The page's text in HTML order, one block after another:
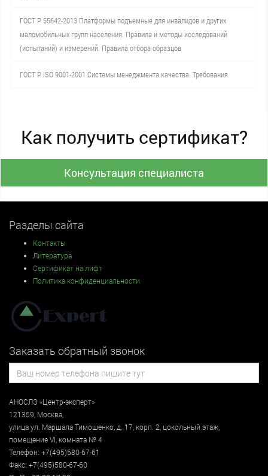
ГОСТ Р 55642-2013 Платформы подъемные для инвалидов и других
маломобильных групп населения. Правила и методы исследований
(испытаний) и измерений. Правила отбора образцов
ГОСТ Р ISO 9001-2001 Системы менеджмента качества. Требования
Как получить сертификат?
Консультация специалиста
Разделы сайта
Контакты
Литература
Сертификат на лифт
Политика конфиденциальности
Заказать обратный звонок
АНОСЛЭ «Центр-эксперт»
121359 Москва
улицаул. Маршала Тимошенко, д. 17, корп. 2, цокольный этаж
помещение VI, комната № 4
Телефон: +7(495)580-67-61
Факс: +7(495)580-67-60